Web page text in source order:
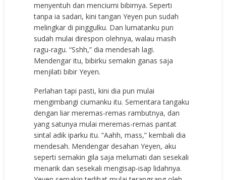
menyentuh dan menciumi bibirnya. Seperti
tanpa ia sadari, kini tangan Yeyen pun sudah
melingkar di pinggulku. Dan lumatanku pun
sudah mulai direspon olehnya, walau masih
ragu-ragu. “Sshh,” dia mendesah lagi.
Mendengar itu, bibirku semakin ganas saja
menjilati bibir Yeyen.
Perlahan tapi pasti, kini dia pun mulai
mengimbangi ciumanku itu. Sementara tangaku
dengan liar meremas-remas rambutnya, dan
yang satunya mulai meremas-remas pantat
sintal adik iparku itu. “Aahh, mass,” kembali dia
mendesah. Mendengar desahan Yeyen, aku
seperti semakin gila saja melumati dan sesekali
menarik dan sesekali mengisap-isap lidahnya.